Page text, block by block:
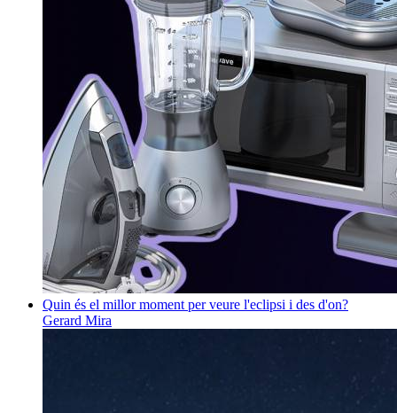
Quin és el millor moment per veure l'eclipsi i des d'on?
Gerard Mira